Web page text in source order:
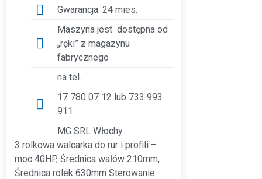
Gwarancja: 24 mies.
Maszyna jest dostępna od
„ręki” z magazynu
fabrycznego
na tel.
17 780 07 12 lub 733 993
911
MG SRL Włochy
3 rolkowa walcarka do rur i profili –
moc 40HP, Średnica wałów 210mm,
Średnica rolek 630mm Sterowanie